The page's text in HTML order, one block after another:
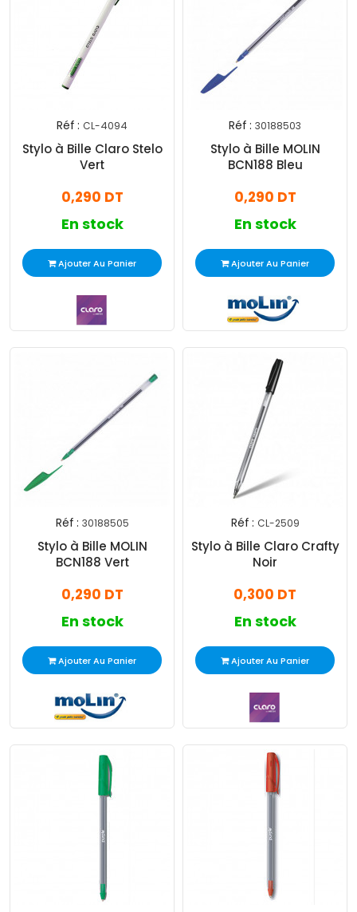
Réf : CL-4094
Stylo à Bille Claro Stelo
Vert
0,290 DT
En stock
Ajouter Au Panier
Réf : 30188503
Stylo à Bille MOLIN
BCN188 Bleu
0,290 DT
En stock
Ajouter Au Panier
Réf : 30188505
Stylo à Bille MOLIN
BCN188 Vert
0,290 DT
En stock
Ajouter Au Panier
Réf : CL-2509
Stylo à Bille Claro Crafty
Noir
0,300 DT
En stock
Ajouter Au Panier